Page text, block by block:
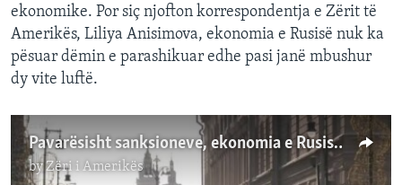
ekonomike. Por siç njofton korrespondentja e Zërit të
Amerikës, Liliya Anisimova, ekonomia e Rusisë nuk ka
pësuar dëmin e parashikuar edhe pasi janë mbushur
dy vite luftë.
Pavarësisht sanksioneve, ekonomia e Rusisë vazhdon të rritet
byZëri i Amerikës